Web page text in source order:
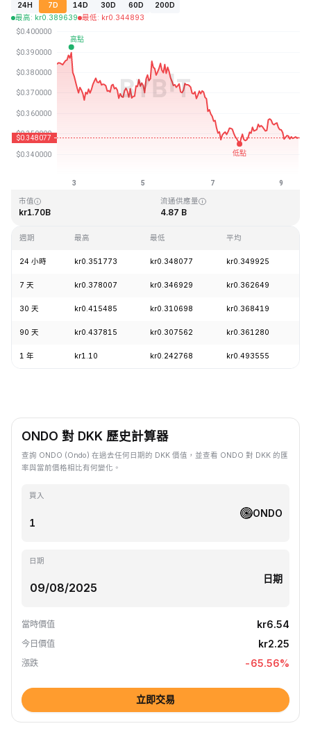
24H 7D 14D 30D 60D
200D
最高: kr0.389639 最低: kr0.344893
最近更新時間：2026-08-09 11:56 (GMT+0)
市值
kr1.70B
流通供應量
4.87 B
週期 最高 最低 平均
24 小時 kr0.351773 kr0.348077 kr0.349925
7 天 kr0.378007 kr0.346929 kr0.362649
30 天 kr0.415485 kr0.310698 kr0.368419
90 天 kr0.437815 kr0.307562 kr0.361280
1 年 kr1.10 kr0.242768 kr0.493555
ONDO 對 DKK 歷史計算器
查詢 ONDO (Ondo) 在過去任何日期的 DKK 價值，並查看 ONDO 對 DKK 的匯
率與當前價格相比有何變化。
買入
ONDO
日期
日期
當時價值 kr6.54
今日價值 kr2.25
漲跌 -65.56%
立即交易